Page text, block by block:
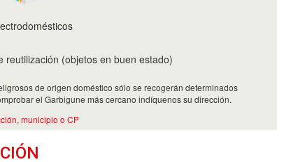
reutilización (objetos en buen estado)
de origen doméstico sólo se recogerán determinados
el Garbigune más cercano indíquenos su dirección.
municipio o CP